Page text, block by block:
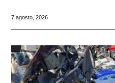
7 agosto, 2026